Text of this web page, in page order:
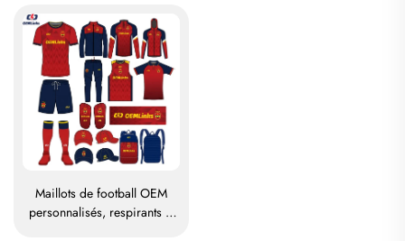
uniforme de football, maillot
de football, tenue de football,
maillot de football
Maillots de football OEM
personnalisés, respirants et